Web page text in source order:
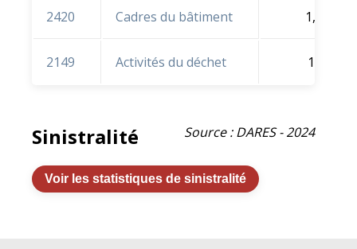
2420 Cadres du bâtiment 1,2 %
2149 Activités du déchet 1 %
Source : DARES - 2024
Sinistralité
Voir les statistiques de sinistralité